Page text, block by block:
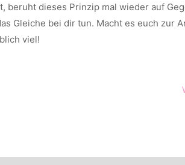
beruht dieses Prinzip mal wieder auf
Gleiche bei dir tun. Macht es euch zur
viel!